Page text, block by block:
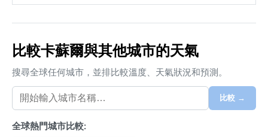
比較卡蘇爾與其他城市的天氣
搜尋全球任何城市，並排比較溫度、天氣狀況和預測。
比較 →
全球熱門城市比較: